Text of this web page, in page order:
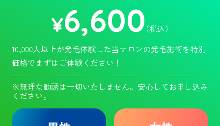
¥6,600（税込）
10,000人以上が発毛体験した当サロンの発毛施術を特別
価格でまずはご体験ください！
※無理な勧誘は一切いたしません。安心してお申し込み
ください。